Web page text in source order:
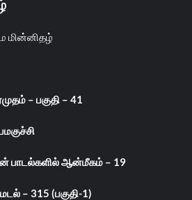
மின்னிதழ்
– பகுதி – 41
பாடல்களில் ஆன்மீகம் – 19
– 315 (பகுதி-1)